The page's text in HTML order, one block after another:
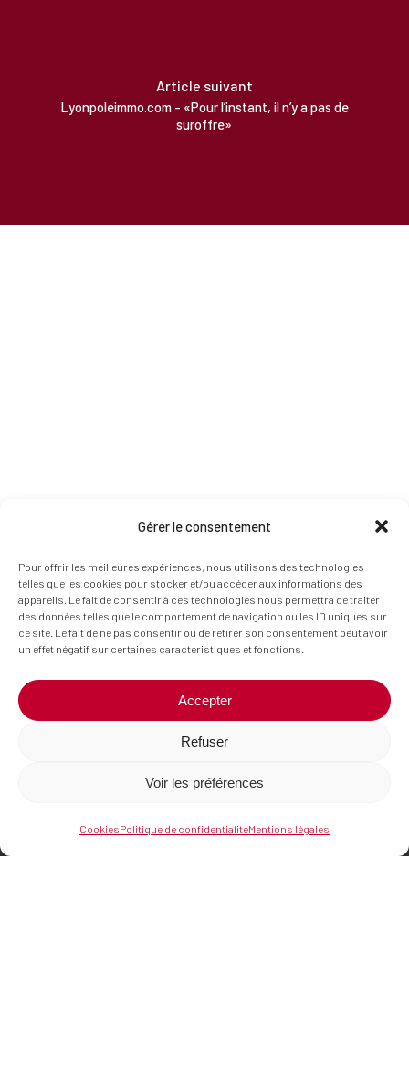
Gérer le consentement
Pour offrir les meilleures expériences, nous utilisons des technologies
telles que les cookies pour stocker et/ou accéder aux informations des
appareils. Le fait de consentir à ces technologies nous permettra de traiter
des données telles que le comportement de navigation ou les ID uniques sur
ce site. Le fait de ne pas consentir ou de retirer son consentement peut avoir
un effet négatif sur certaines caractéristiques et fonctions.
Accepter
Refuser
Voir les préférences
CookiesPolitique de confidentialitéMentions légales
Article suivant
Lyonpoleimmo.com - «Pour l’instant, il n’y a pas de
suroffre»